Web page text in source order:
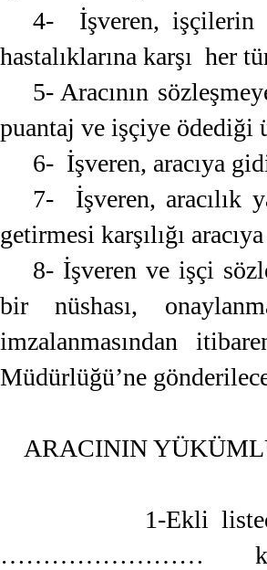
4- İşveren, işçilerin
hastalıklarına karşı her
5- Aracının
puantaj ve işçiye ödediği
6- İşveren, aracıya
7- İşveren, aracılık
getirmesi karşılığı
8- İşveren ve işçi
bir nüshası,
imzalanmasından
Müdürlüğü’ne
ARACININ
1-Ekli listede
……………………